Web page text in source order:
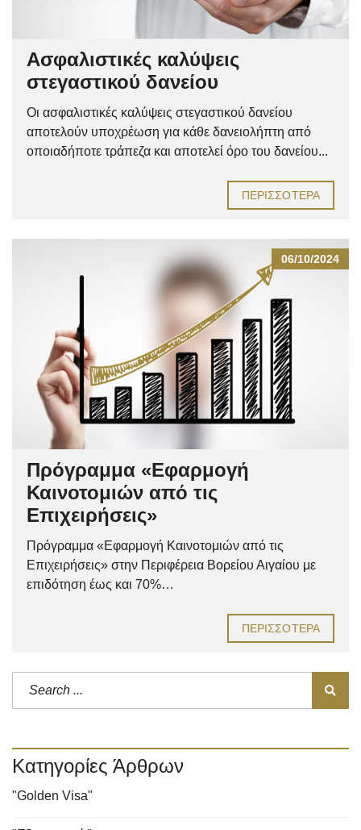
Ασφαλιστικές καλύψεις
στεγαστικού δανείου
Οι ασφαλιστικές καλύψεις στεγαστικού δανείου
αποτελούν υποχρέωση για κάθε δανειολήπτη από
οποιαδήποτε τράπεζα και αποτελεί όρο του δανείου...
ΠΕΡΙΣΣΌΤΕΡΑ
06/10/2024
Πρόγραμμα «Εφαρμογή
Καινοτομιών από τις
Επιχειρήσεις»
Πρόγραμμα «Εφαρμογή Καινοτομιών από τις
Επιχειρήσεις» στην Περιφέρεια Βορείου Αιγαίου με
επιδότηση έως και 70%…
ΠΕΡΙΣΣΌΤΕΡΑ
Κατηγορίες Άρθρων
"Golden Visa"